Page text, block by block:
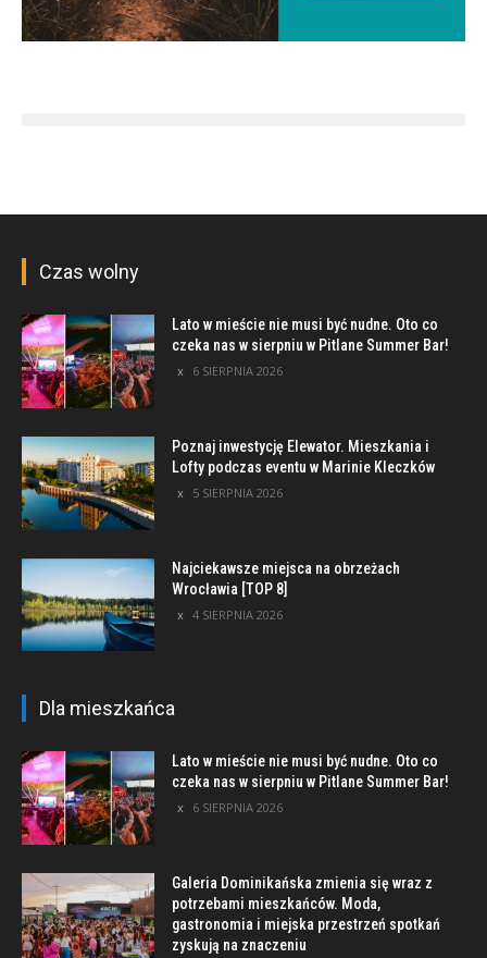
Czas wolny
Lato w mieście nie musi być nudne. Oto co
czeka nas w sierpniu w Pitlane Summer Bar!
6 SIERPNIA 2026
Poznaj inwestycję Elewator. Mieszkania i
Lofty podczas eventu w Marinie Kleczków
5 SIERPNIA 2026
Najciekawsze miejsca na obrzeżach
Wrocławia [TOP 8]
4 SIERPNIA 2026
Dla mieszkańca
Lato w mieście nie musi być nudne. Oto co
czeka nas w sierpniu w Pitlane Summer Bar!
6 SIERPNIA 2026
Galeria Dominikańska zmienia się wraz z
potrzebami mieszkańców. Moda,
gastronomia i miejska przestrzeń spotkań
zyskują na znaczeniu